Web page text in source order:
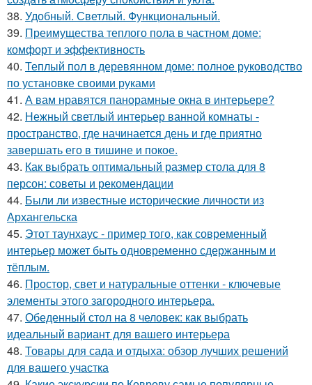
38. Удобный. Светлый. Функциональный.
39. Преимущества теплого пола в частном доме:
комфорт и эффективность
40. Теплый пол в деревянном доме: полное руководство
по установке своими руками
41. А вам нравятся панорамные окна в интерьере?
42. Нежный светлый интерьер ванной комнаты -
пространство, где начинается день и где приятно
завершать его в тишине и покое.
43. Как выбрать оптимальный размер стола для 8
персон: советы и рекомендации
44. Были ли известные исторические личности из
Архангельска
45. Этот таунхаус - пример того, как современный
интерьер может быть одновременно сдержанным и
тёплым.
46. Простор, свет и натуральные оттенки - ключевые
элементы этого загородного интерьера.
47. Обеденный стол на 8 человек: как выбрать
идеальный вариант для вашего интерьера
48. Товары для сада и отдыха: обзор лучших решений
для вашего участка